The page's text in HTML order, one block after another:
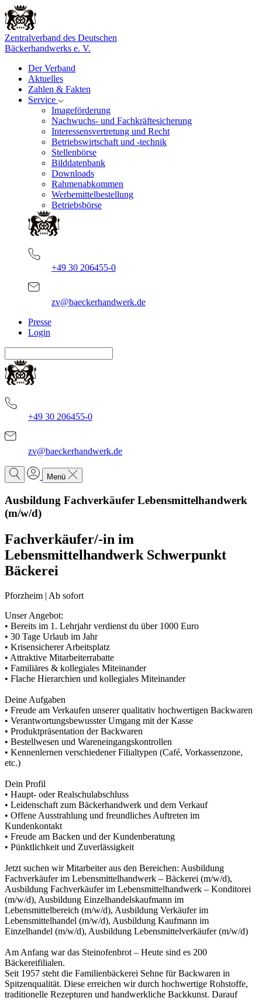
Zentralverband des Deutschen
Bäckerhandwerks e. V.
Der Verband
Aktuelles
Zahlen & Fakten
Service
Imageförderung
Nachwuchs- und Fachkräftesicherung
Interessensvertretung und Recht
Betriebswirtschaft und -technik
Stellenbörse
Bilddatenbank
Downloads
Rahmenabkommen
Werbemittelbestellung
Betriebsbörse
+49 30 206455-0
zv@baeckerhandwerk.de
Presse
Login
+49 30 206455-0
zv@baeckerhandwerk.de
Menü
Ausbildung Fachverkäufer Lebensmittelhandwerk
(m/w/d)
Fachverkäufer/-in im
Lebensmittelhandwerk Schwerpunkt
Bäckerei
Pforzheim | Ab sofort
Unser Angebot:
• Bereits im 1. Lehrjahr verdienst du über 1000 Euro
• 30 Tage Urlaub im Jahr
• Krisensicherer Arbeitsplatz
• Attraktive Mitarbeiterrabatte
• Familiäres & kollegiales Miteinander
• Flache Hierarchien und kollegiales Miteinander
Deine Aufgaben
• Freude am Verkaufen unserer qualitativ hochwertigen Backwaren
• Verantwortungsbewusster Umgang mit der Kasse
• Produktpräsentation der Backwaren
• Bestellwesen und Wareneingangskontrollen
• Kennenlernen verschiedener Filialtypen (Café, Vorkassenzone,
etc.)
Dein Profil
• Haupt- oder Realschulabschluss
• Leidenschaft zum Bäckerhandwerk und dem Verkauf
• Offene Ausstrahlung und freundliches Auftreten im
Kundenkontakt
• Freude am Backen und der Kundenberatung
• Pünktlichkeit und Zuverlässigkeit
Jetzt suchen wir Mitarbeiter aus den Bereichen: Ausbildung
Fachverkäufer im Lebensmittelhandwerk – Bäckerei (m/w/d),
Ausbildung Fachverkäufer im Lebensmittelhandwerk – Konditorei
(m/w/d), Ausbildung Einzelhandelskaufmann im
Lebensmittelbereich (m/w/d), Ausbildung Verkäufer im
Lebensmittelhandel (m/w/d), Ausbildung Kaufmann im
Einzelhandel (m/w/d), Ausbildung Lebensmittelverkäufer (m/w/d)
Am Anfang war das Steinofenbrot – Heute sind es 200
Bäckereifilialen.
Seit 1957 steht die Familienbäckerei Sehne für Backwaren in
Spitzenqualität. Diese erreichen wir durch hochwertige Rohstoffe,
traditionelle Rezepturen und handwerkliche Backkunst. Darauf